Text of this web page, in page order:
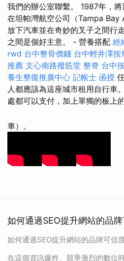
我們的辦公室聯繫。 1987年，
在坦帕灣航空公司（Tampa Bay
放下汽車並在奇妙的叉子之間行
之間是個好主意。 - 營養搭配 經
rwd 台中整骨價錢 台中輕井澤按
推薦 文心南路撥筋堂 整脊 台中
養生整復推廣中心 記帳士 函授
人都應該為這座城市租用自行車。
處都可以支付，加上單獨的板上
車）。
如何通過SEO提升網站的品
如何通過SEO提升網站的品牌可信
在這個資訊爆炸、競爭激烈的數位